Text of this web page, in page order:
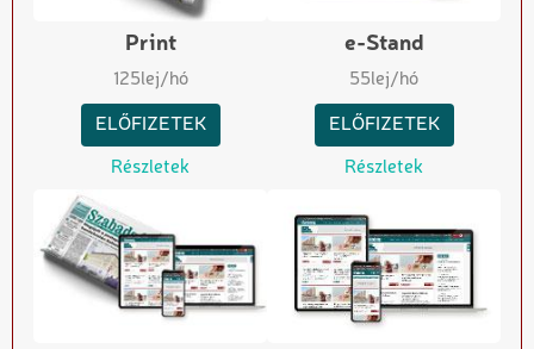
Print
125lej/hó
ELŐFIZETEK
Részletek
e-Stand
55lej/hó
ELŐFIZETEK
Részletek